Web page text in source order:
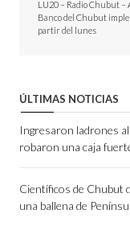
LU20 – Radio Chubut –
Banco del Chubut
partir del lunes
ÚLTIMAS NOTICIAS
Ingresaron ladrones
robaron una caja
Científicos de Chubut
una ballena de